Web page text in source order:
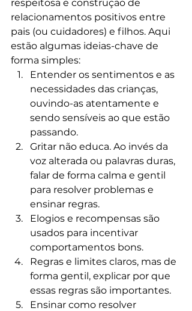
respeitosa e construção de
relacionamentos positivos entre
pais (ou cuidadores) e filhos. Aqui
estão algumas ideias-chave de
forma simples:
Entender os sentimentos e as
necessidades das crianças,
ouvindo-as atentamente e
sendo sensíveis ao que estão
passando.
Gritar não educa. Ao invés da
voz alterada ou palavras duras,
falar de forma calma e gentil
para resolver problemas e
ensinar regras.
Elogios e recompensas são
usados para incentivar
comportamentos bons.
Regras e limites claros, mas de
forma gentil, explicar por que
essas regras são importantes.
Ensinar como resolver